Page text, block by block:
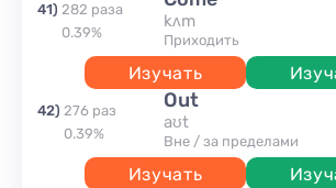
41) 282 раза
0.39%
kʌm
приходить
Изучать
42) 276 раз
0.39%
out
aʊt
вне / за пределами
Изучать